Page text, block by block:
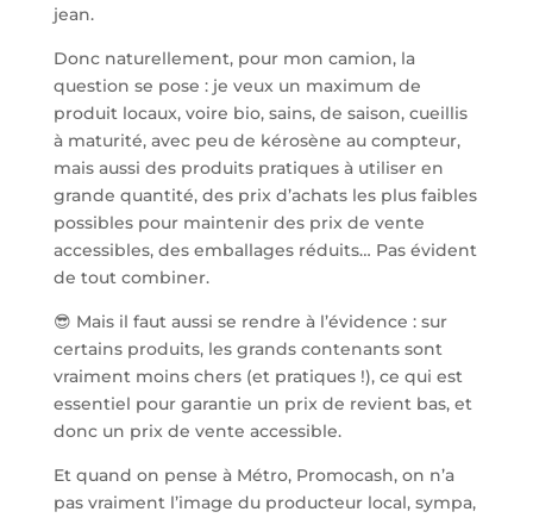
jean.
Donc naturellement, pour mon camion, la
question se pose : je veux un maximum de
produit locaux, voire bio, sains, de saison, cueillis
à maturité, avec peu de kérosène au compteur,
mais aussi des produits pratiques à utiliser en
grande quantité, des prix d’achats les plus faibles
possibles pour maintenir des prix de vente
accessibles, des emballages réduits… Pas évident
de tout combiner.
😎 Mais il faut aussi se rendre à l’évidence : sur
certains produits, les grands contenants sont
vraiment moins chers (et pratiques !), ce qui est
essentiel pour garantie un prix de revient bas, et
donc un prix de vente accessible.
Et quand on pense à Métro, Promocash, on n’a
pas vraiment l’image du producteur local, sympa,